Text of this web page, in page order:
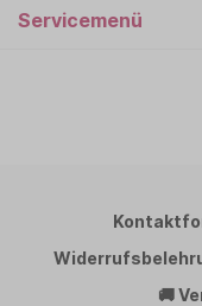
Servicemenü
🚚